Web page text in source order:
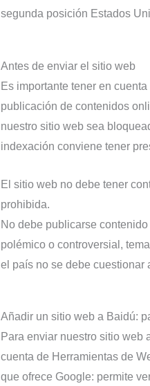
segunda posición Estados
Antes de enviar el sitio web
Es importante tener en
publicación de contenidos
nuestro sitio web sea
indexación conviene tener
El sitio web no debe tener
prohibida.
No debe publicarse
polémico o controversial,
el país no se debe cuestionar
Añadir un sitio web a Baidú:
Para enviar nuestro sitio web
cuenta de Herramientas de
que ofrece Google: permite